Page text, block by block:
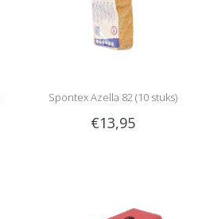
Spontex Azella 82 (10 stuks)
€13,95